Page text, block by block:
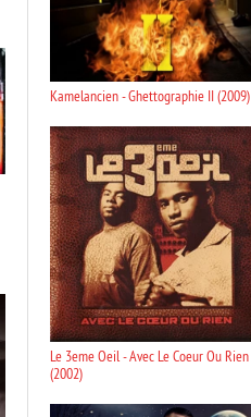
Kamelancien - Ghettographie II (2009)
Le 3eme Oeil - Avec Le Coeur Ou Rien
(2002)